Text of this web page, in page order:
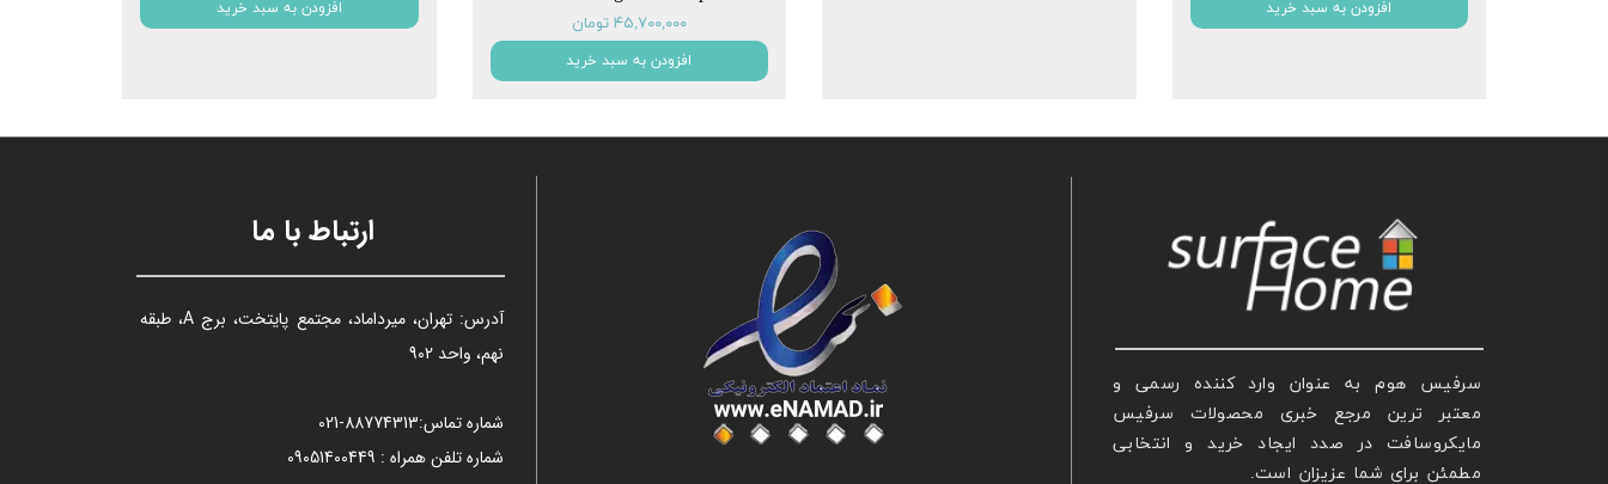
افزودن به سبد خرید
۴۵,۷۰۰,۰۰۰ تومان
افزودن به سبد خرید
افزودن به سبد خرید
سرفیس هوم به عنوان وارد کننده رسمی و
معتبر ترین مرجع خبری محصولات سرفیس
مایکروسافت در صدد ایجاد خرید و انتخابی
مطمئن برای شما عزیزان است.
آدرس: تهران، میرداماد، مجتمع پایتخت، برج A، طبقه
نهم، واحد 902
شماره تماس:88774313​​​​​​​
-021​​​​​​​
شماره تلفن همراه : 09051400449
ارتباط با ما